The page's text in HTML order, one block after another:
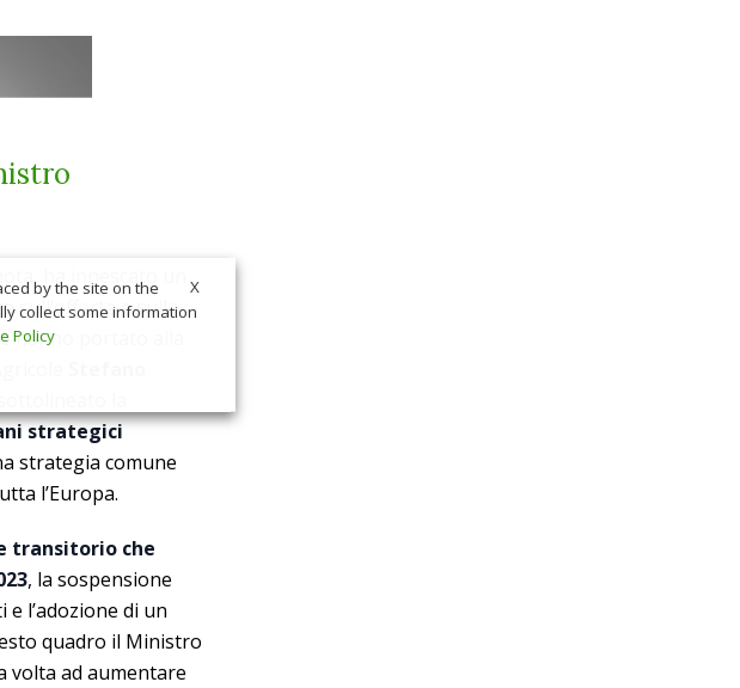
ha innescato un
sull’offerta e sulla
hanno portato alla
la
strategici
strategia comune
l’Europa.
transitorio che
, la sospensione
l’adozione di un
quadro il Ministro
volta ad aumentare
X
by the site on the
collect some information
Policy